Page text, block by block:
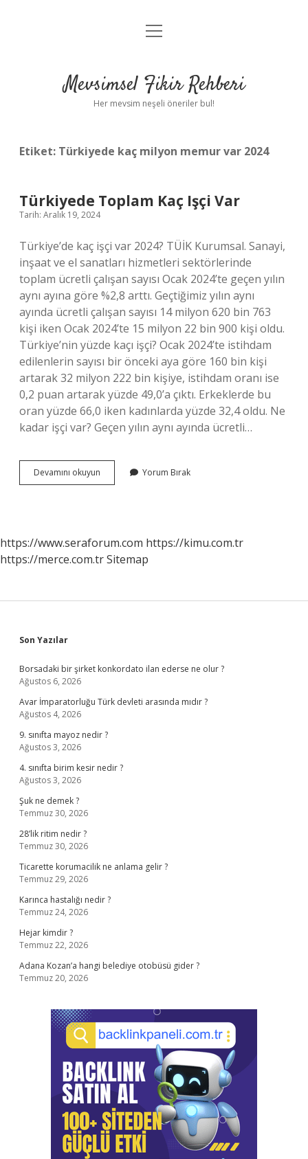
Anasayfa
Yasal Uyarı
menüyü
Mevsimsel Fikir Rehberi
Her mevsim neşeli öneriler bul!
Etiket: Türkiyede kaç milyon memur var 2024
Türkiyede Toplam Kaç Işçi Var
Tarih: Aralık 19, 2024
Türkiye’de kaç işçi var 2024? TÜİK Kurumsal. Sanayi,
inşaat ve el sanatları hizmetleri sektörlerinde
toplam ücretli çalışan sayısı Ocak 2024’te geçen yılın
aynı ayına göre %2,8 arttı. Geçtiğimiz yılın aynı
ayında ücretli çalışan sayısı 14 milyon 620 bin 763
kişi iken Ocak 2024’te 15 milyon 22 bin 900 kişi oldu.
Türkiye’nin yüzde kaçı işçi? Ocak 2024’te istihdam
edilenlerin sayısı bir önceki aya göre 160 bin kişi
artarak 32 milyon 222 bin kişiye, istihdam oranı ise
0,2 puan artarak yüzde 49,0’a çıktı. Erkeklerde bu
oran yüzde 66,0 iken kadınlarda yüzde 32,4 oldu. Ne
kadar işçi var? Geçen yılın aynı ayında ücretli…
Devamını okuyun Türkiyede
Toplam
Yorum Bırak
https://www.seraforum.com https://kimu.com.tr
https://merce.com.trSitemap
Sidebar
Son Yazılar
Borsadaki bir şirket konkordato ilan ederse ne olur ?
Ağustos 6, 2026
Avar İmparatorluğu Türk devleti arasında mıdır ?
Ağustos 4, 2026
9. sınıfta mayoz nedir ?
Ağustos 3, 2026
4. sınıfta birim kesir nedir ?
Ağustos 3, 2026
Şuk ne demek ?
Temmuz 30, 2026
28’lik ritim nedir ?
Temmuz 30, 2026
Ticarette korumacilik ne anlama gelir ?
Temmuz 29, 2026
Karınca hastalığı nedir ?
Temmuz 24, 2026
Hejar kimdir ?
Temmuz 22, 2026
Adana Kozan’a hangi belediye otobüsü gider ?
Temmuz 20, 2026